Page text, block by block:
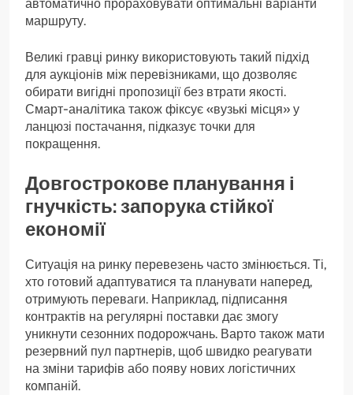
автоматично прораховувати оптимальні варіанти
маршруту.
Великі гравці ринку використовують такий підхід
для аукціонів між перевізниками, що дозволяє
обирати вигідні пропозиції без втрати якості.
Смарт-аналітика також фіксує «вузькі місця» у
ланцюзі постачання, підказує точки для
покращення.
Довгострокове планування і
гнучкість: запорука стійкої
економії
Ситуація на ринку перевезень часто змінюється. Ті,
хто готовий адаптуватися та планувати наперед,
отримують переваги. Наприклад, підписання
контрактів на регулярні поставки дає змогу
уникнути сезонних подорожчань. Варто також мати
резервний пул партнерів, щоб швидко реагувати
на зміни тарифів або появу нових логістичних
компаній.